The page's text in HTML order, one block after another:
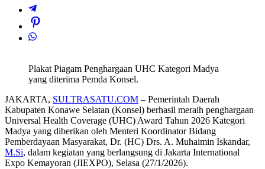
Plakat Piagam Penghargaan UHC Kategori Madya
yang diterima Pemda Konsel.
JAKARTA, SULTRASATU.COM – Pemerintah Daerah
Kabupaten Konawe Selatan (Konsel) berhasil meraih penghargaan
Universal Health Coverage (UHC) Award Tahun 2026 Kategori
Madya yang diberikan oleh Menteri Koordinator Bidang
Pemberdayaan Masyarakat, Dr. (HC) Drs. A. Muhaimin Iskandar,
M.Si, dalam kegiatan yang berlangsung di Jakarta International
Expo Kemayoran (JIEXPO), Selasa (27/1/2026).